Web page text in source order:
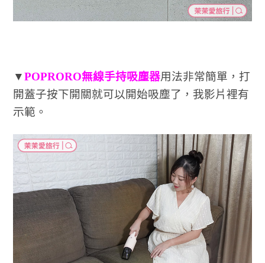
▼POPRORO無線手持吸塵器用法非常簡單，打
開蓋子按下開關就可以開始吸塵了，我影片裡有
示範。